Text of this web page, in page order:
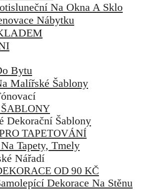
Na Okna A Sklo
Nábytku
Bytu
Malířské Šablony
Dekorační Šablony
TAPETOVÁNÍ
Tapety, Tmely
Nářadí
OD 90 KČ
Dekorace Na Stěnu